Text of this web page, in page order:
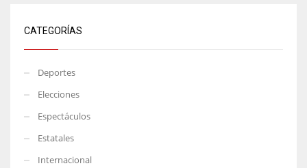
CATEGORÍAS
Deportes
Elecciones
Espectáculos
Estatales
Internacional